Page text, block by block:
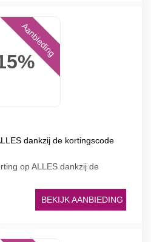
Aanbieding
dankzij de kortingscode
op ALLES dankzij de
BEKIJK AANBIEDING